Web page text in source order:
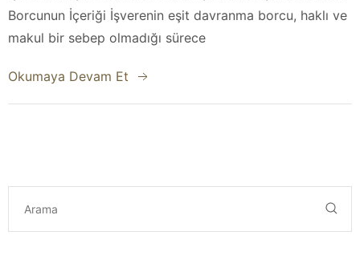
Borcunun İçeriği İşverenin eşit davranma borcu, haklı ve
makul bir sebep olmadığı sürece
Okumaya Devam Et